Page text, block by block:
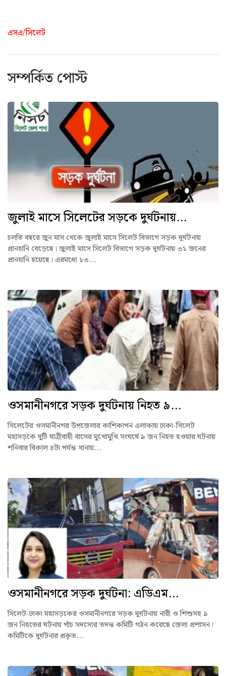
এসএ/সিলেট
সম্পর্কিত পোস্ট
জুলাই মাসে সিলেটের সড়কে দুর্ঘটনায়...
চলতি বছরে জুন মাস থেকে জুলাই মাসে সিলেট বিভাগে সড়ক দুর্ঘটনায়
প্রানহানি বেড়েছে। জুলাই মাসে সিলেট বিভাগে সড়ক দুর্ঘটনায় ৩১ জনের
প্রানহানি হয়েছে। এরমধ্যে ১৩...
ওসমানীনগরে সড়ক দুর্ঘটনায় নিহত ৯...
সিলেটের ওসমানীনগর উপজেলার কাশিকাপন এলাকায় ঢাকা-সিলেট
মহাসড়কে দুটি যাত্রীবাহী বাসের মুখোমুখি সংঘর্ষে ৯ জন নিহত হওয়ার ঘটনায়
শনিবার বিকাল ৪টা পর্যন্ত থানায়...
ওসমানীনগরে সড়ক দুর্ঘটনা: এডিএম...
সিলেট-ঢাকা মহাসড়কের ওসমানীনগরে সড়ক দুর্ঘটনায় নারী ও শিশুসহ ৯
জন নিহতের ঘটনায় পাঁচ সদস্যের তদন্ত কমিটি গঠন করেছে জেলা প্রশাসন।
কমিটিকে দুর্ঘটনার প্রকৃত...